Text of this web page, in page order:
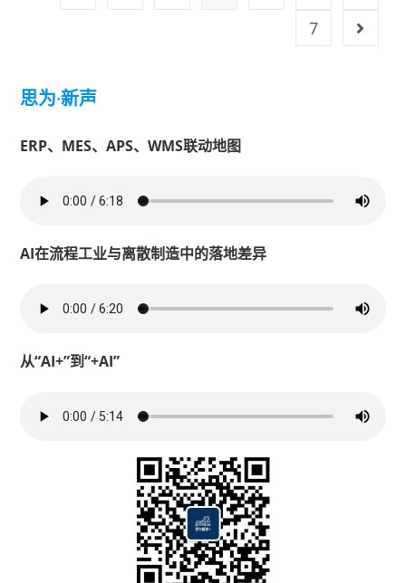
7
思为·新声
ERP、MES、APS、WMS联动地图
AI在流程工业与离散制造中的落地差异
从“AI+”到“+AI”